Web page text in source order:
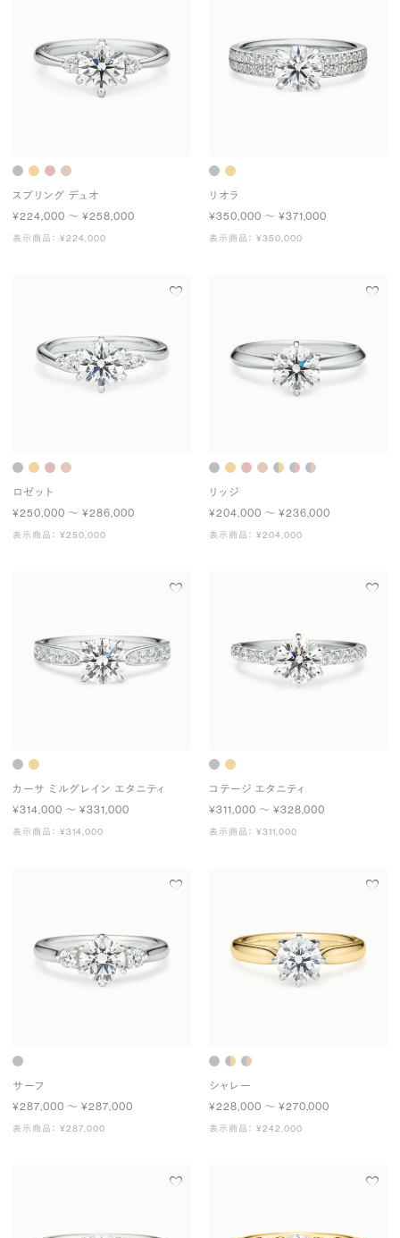
スプリング デュオ
¥224,000 〜 ¥258,000
表示商品： ¥224,000
リオラ
¥350,000 〜 ¥371,000
表示商品： ¥350,000
ロゼット
¥250,000 〜 ¥286,000
表示商品： ¥250,000
リッジ
¥204,000 〜 ¥236,000
表示商品： ¥204,000
カーサ ミルグレイン エタニティ
¥314,000 〜 ¥331,000
表示商品： ¥314,000
コテージ エタニティ
¥311,000 〜 ¥328,000
表示商品： ¥311,000
サーフ
¥287,000 〜 ¥287,000
表示商品： ¥287,000
シャレー
¥228,000 〜 ¥270,000
表示商品： ¥242,000